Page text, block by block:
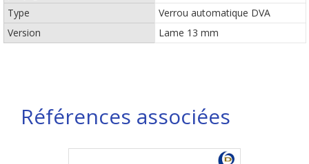
Type
Verrou automatique DVA
Version
Lame 13 mm
Références associées